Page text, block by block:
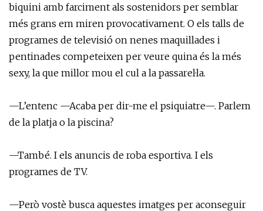
biquini amb farciment als sostenidors per semblar
més grans em miren provocativament. O els talls de
programes de televisió on nenes maquillades i
pentinades competeixen per veure quina és la més
sexy, la que millor mou el cul a la passarel·la.
—L’entenc —Acaba per dir-me el psiquiatre—. Parlem
de la platja o la piscina?
—També. I els anuncis de roba esportiva. I els
programes de TV.
—Però vostè busca aquestes imatges per aconseguir